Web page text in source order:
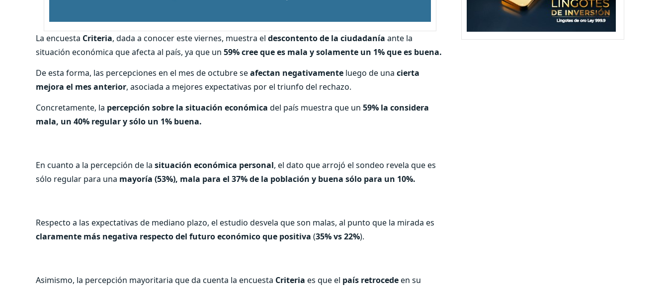
La encuesta Criteria, dada a conocer este viernes, muestra el descontento de la ciudadanía ante la
situación económica que afecta al país, ya que un 59% cree que es mala y solamente un 1% que es buena.
De esta forma, las percepciones en el mes de octubre seafectan negativamente luego de una cierta
mejora el mes anterior, asociada a mejores expectativas por el triunfo del rechazo.
Concretamente, la percepción sobre la situación económica del país muestra que un 59% la considera
mala, un 40% regular y sólo un 1% buena.
En cuanto a la percepción de la situación económica personal, el dato que arrojó el sondeo revela que es
sólo regular para una mayoría (53%), mala para el 37% de la población y buena sólo para un 10%.
Respecto a las expectativas de mediano plazo, el estudio desvela que son malas, al punto que la mirada es
claramente más negativa respecto del futuro económico que positiva (35% vs 22%).
Asimismo, la percepción mayoritaria que da cuenta la encuesta Criteria es que el país retrocedeen su